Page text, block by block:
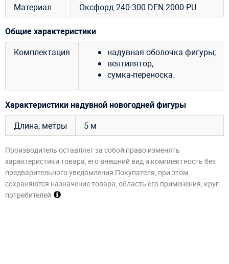
Материал
Оксфорд240-300 DEN 2000 PU
Общие характеристики
Комплектация
надувная оболочка фигуры;
вентилятор;
сумка-переноска.
Характеристики надувной новогодней фигуры
Длина, метры
5 м
Производитель оставляет за собой право изменять
характеристики товара, его внешний вид и комплектность без
предварительного уведомления Покупателя, при этом
сохраняются назначение товара, область его применения, круг
потребителей